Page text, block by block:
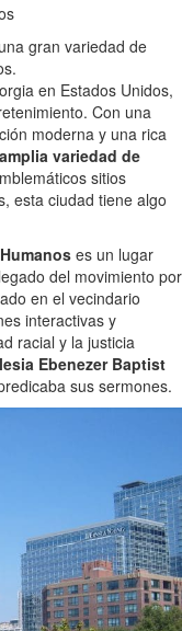
gran variedad de
en Estados Unidos,
Con una
moderna y una rica
variedad de
sitios
esta ciudad tiene algo
es un lugar
del movimiento por
en el vecindario
interactivas y
racial y la justicia
Ebenezer Baptist
sus sermones.